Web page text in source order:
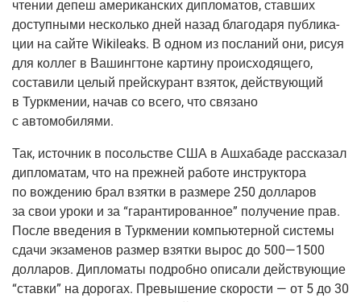
чте­нии депеш аме­ри­кан­ских дипло­ма­тов, став­ших
доступ­ны­ми несколь­ко дней назад бла­го­да­ря пуб­ли­ка­
ции на сай­те Wikileaks. В одном из посла­ний они, рисуя
для кол­лег в Вашинг­тоне кар­ти­ну про­ис­хо­дя­ще­го,
соста­ви­ли целый прейс­ку­рант взя­ток, дей­ству­ю­щий
в Турк­ме­нии, начав со все­го, что свя­за­но
с автомобилями.
Так, источ­ник в посоль­стве США в Ашха­ба­де рас­ска­зал
дипло­ма­там, что на преж­ней рабо­те инструк­то­ра
по вожде­нию брал взят­ки в раз­ме­ре 250 дол­ла­ров
за свои уро­ки и за “гаран­ти­ро­ван­ное” полу­че­ние прав.
После вве­де­ния в Турк­ме­нии ком­пью­тер­ной систе­мы
сда­чи экза­ме­нов раз­мер взят­ки вырос до 500—1500
дол­ла­ров. Дипло­ма­ты подроб­но опи­са­ли дей­ству­ю­щие
“став­ки” на доро­гах. Пре­вы­ше­ние ско­ро­сти — от 5 до 30